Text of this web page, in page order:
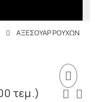
ΑΞΕΣΟΥΑΡ ΡΟΥΧΩΝ
τεμ.)